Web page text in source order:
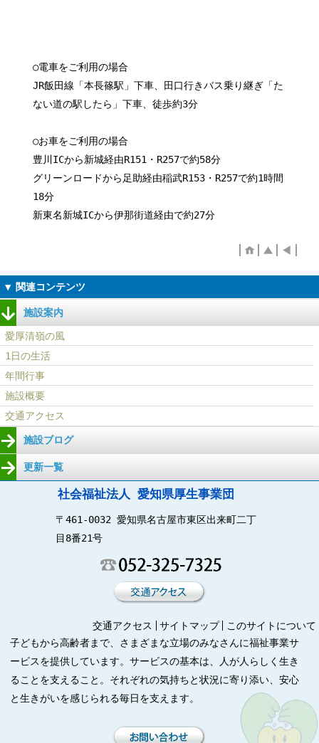
○電車をご利用の場合
JR飯田線「本長篠駅」下車、田口行きバス乗り継ぎ「た
ない道の駅したら」下車、徒歩約3分
○お車をご利用の場合
豊川ICから新城経由R151・R257で約58分
グリーンロードから足助経由稲武R153・R257で約1時間
18分
新東名新城ICから伊那街道経由で約27分
施設案内
愛厚清嶺の風
1日の生活
年間行事
施設概要
交通アクセス
施設ブログ
更新一覧
社会福祉法人 愛知県厚生事業団
〒461-0032 愛知県名古屋市東区出来町二丁
目8番21号
交通アクセス サイトマップ
このサイトについて
子どもから高齢者まで、さまざまな立場のみなさんに福祉事業サ
ービスを提供しています。サービスの基本は、人が人らしく生き
ることを支えること。それぞれの気持ちと状況に寄り添い、安心
と生きがいを感じられる毎日を支えます。